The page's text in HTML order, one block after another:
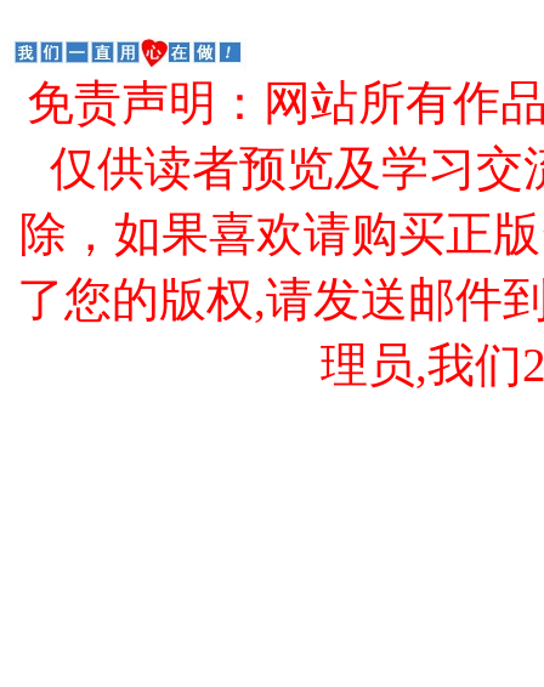
免责声明：网站所有作
仅供读者预览及学习交
除，如果喜欢请购买正
了您的版权,请发送邮件
理员,我们